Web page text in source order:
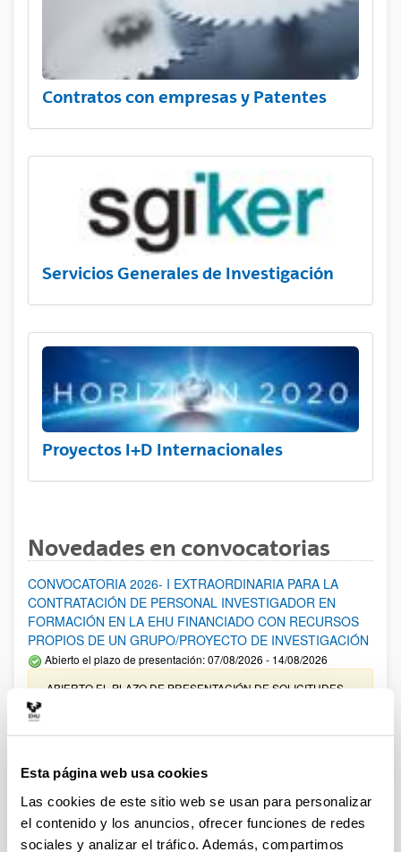
Esta página web usa cookies
Las cookies de este sitio web se usan para personalizar
el contenido y los anuncios, ofrecer funciones de redes
sociales y analizar el tráfico. Además, compartimos
Contratos con empresas y Patentes
Servicios Generales de Investigación
Proyectos I+D Internacionales
Novedades en convocatorias
CONVOCATORIA 2026- I EXTRAORDINARIA PARA LA
CONTRATACIÓN DE PERSONAL INVESTIGADOR EN
FORMACIÓN EN LA EHU FINANCIADO CON RECURSOS
PROPIOS DE UN GRUPO/PROYECTO DE INVESTIGACIÓN
Abierto el plazo de presentación: 07/08/2026 - 14/08/2026
ABIERTO EL PLAZO DE PRESENTACIÓN DE SOLICITUDES
infraestructura científica y fondos bibliográficos en la
UPV/EHU 2026
Trámite abierto
25/03/2026: Corrección de errores del listado provisional de
solicitudes admitidas y excluidas. 23/03/2026: Relación